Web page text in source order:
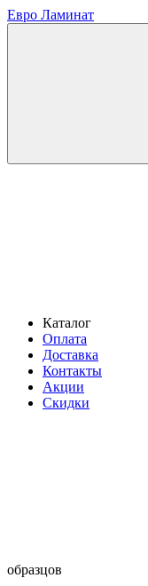
Евро Ламинат
Каталог
Оплата
Доставка
Контакты
Акции
Скидки
образцов